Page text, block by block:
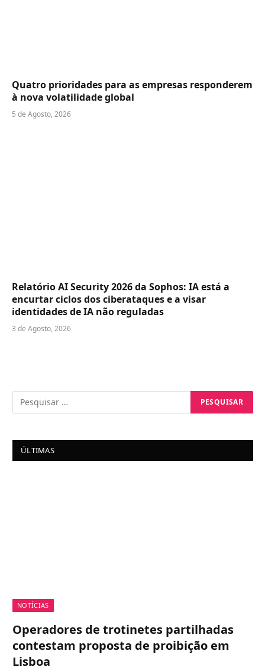
Quatro prioridades para as empresas responderem
à nova volatilidade global
5 de Agosto, 2026
Relatório AI Security 2026 da Sophos: IA está a
encurtar ciclos dos ciberataques e a visar
identidades de IA não reguladas
3 de Agosto, 2026
ÚLTIMAS
NOTÍCIAS
Operadores de trotinetes partilhadas
contestam proposta de proibição em
Lisboa